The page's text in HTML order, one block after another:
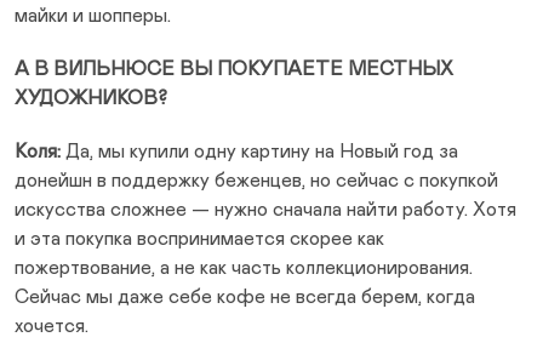
майки и шопперы.
А В ВИЛЬНЮСЕ ВЫ ПОКУПАЕТЕ МЕСТНЫХ
ХУДОЖНИКОВ?
Коля: Да, мы купили одну картину на Новый год за
донейшн в поддержку беженцев, но сейчас с покупкой
искусства сложнее — нужно сначала найти работу. Хотя
и эта покупка воспринимается скорее как
пожертвование, а не как часть коллекционирования.
Сейчас мы даже себе кофе не всегда берем, когда
хочется.